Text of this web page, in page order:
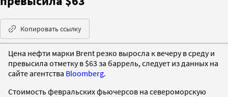
Копировать ссылку
Цена нефти марки Brent резко выросла к вечеру в среду и
превысила отметку в $63 за баррель, следует из данных на
сайте агентства Bloomberg.
Стоимость февральских фьючерсов на североморскую